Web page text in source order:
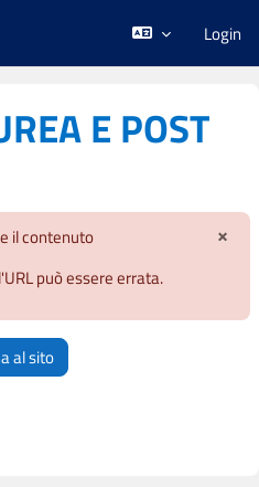
Login
E POST
il contenuto
può essere errata.
×
al sito